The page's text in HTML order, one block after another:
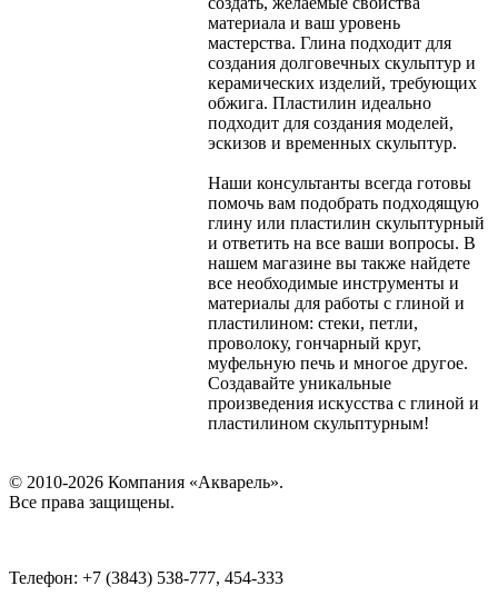
материала и ваш уровень
мастерства. Глина подходит для
создания долговечных скульптур и
керамических изделий, требующих
обжига. Пластилин идеально
подходит для создания моделей,
эскизов и временных скульптур.
Наши консультанты всегда готовы
помочь вам подобрать подходящую
глину или пластилин скульптурный
и ответить на все ваши вопросы. В
нашем магазине вы также найдете
все необходимые инструменты и
материалы для работы с глиной и
пластилином: стеки, петли,
проволоку, гончарный круг,
муфельную печь и многое другое.
Создавайте уникальные
произведения искусства с глиной и
пластилином скульптурным!
© 2010-2026 Компания «Акварель».
Все права защищены.
Телефон: +7 (3843) 538-777, 454-333